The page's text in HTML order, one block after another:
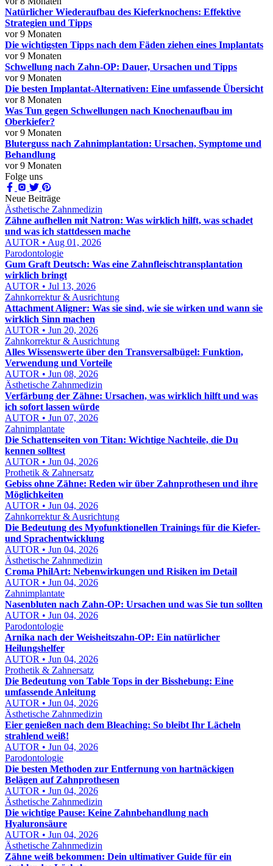
Natürlicher Wiederaufbau des Kieferknochens: Effektive
Strategien und Tipps
vor 9 Monaten
Die wichtigsten Tipps nach dem Fäden ziehen eines Implantats
vor 9 Monaten
Schwellung nach Zahn-OP: Dauer, Ursachen und Tipps
vor 9 Monaten
Die besten Implantat-Alternativen: Eine umfassende Übersicht
vor 8 Monaten
Was Tun gegen Schwellungen nach Knochenaufbau im
Oberkiefer?
vor 9 Monaten
Bluterguss nach Zahnimplantation: Ursachen, Symptome und
Behandlung
vor 9 Monaten
Folge uns
Neue Beiträge
Ästhetische Zahnmedizin
Zähne aufhellen mit Natron: Was wirklich hilft, was schadet
und was ich stattdessen mache
AUTOR • Aug 01, 2026
Parodontologie
Gum Graft Deutsch: Was eine Zahnfleischtransplantation
wirklich bringt
AUTOR • Jul 13, 2026
Zahnkorrektur & Ausrichtung
Attachment Aligner: Was sie sind, wie sie wirken und wann sie
wirklich Sinn machen
AUTOR • Jun 20, 2026
Zahnkorrektur & Ausrichtung
Alles Wissenswerte über den Transversalbügel: Funktion,
Verwendung und Vorteile
AUTOR • Jun 08, 2026
Ästhetische Zahnmedizin
Verfärbung der Zähne: Ursachen, was wirklich hilft und was
ich sofort lassen würde
AUTOR • Jun 07, 2026
Zahnimplantate
Die Schattenseiten von Titan: Wichtige Nachteile, die Du
kennen solltest
AUTOR • Jun 04, 2026
Prothetik & Zahnersatz
Gebiss ohne Zähne: Reden wir über Zahnprothesen und ihre
Möglichkeiten
AUTOR • Jun 04, 2026
Zahnkorrektur & Ausrichtung
Die Bedeutung des Myofunktionellen Trainings für die Kiefer-
und Sprachentwicklung
AUTOR • Jun 04, 2026
Ästhetische Zahnmedizin
Croma PhilArt: Nebenwirkungen und Risiken im Detail
AUTOR • Jun 04, 2026
Zahnimplantate
Nasenbluten nach Zahn-OP: Ursachen und was Sie tun sollten
AUTOR • Jun 04, 2026
Parodontologie
Arnika nach der Weisheitszahn-OP: Ein natürlicher
Heilungshelfer
AUTOR • Jun 04, 2026
Prothetik & Zahnersatz
Die Bedeutung von Table Tops in der Bisshebung: Eine
umfassende Anleitung
AUTOR • Jun 04, 2026
Ästhetische Zahnmedizin
Eier genießen nach dem Bleaching: So bleibt Ihr Lächeln
strahlend weiß!
AUTOR • Jun 04, 2026
Parodontologie
Die besten Methoden zur Entfernung von hartnäckigen
Belägen auf Zahnprothesen
AUTOR • Jun 04, 2026
Ästhetische Zahnmedizin
Die wichtige Pause: Keine Zahnbehandlung nach
Hyaluronsäure
AUTOR • Jun 04, 2026
Ästhetische Zahnmedizin
Zähne weiß bekommen: Dein ultimativer Guide für ein